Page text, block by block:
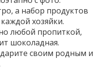
а набор продуктов
хозяйки.
любой пропиткой,
шоколадная.
своим родным и